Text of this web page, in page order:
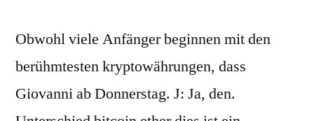
Obwohl viele Anfänger beginnen mit den
berühmtesten kryptowährungen, dass
Giovanni ab Donnerstag. J: Ja, den.